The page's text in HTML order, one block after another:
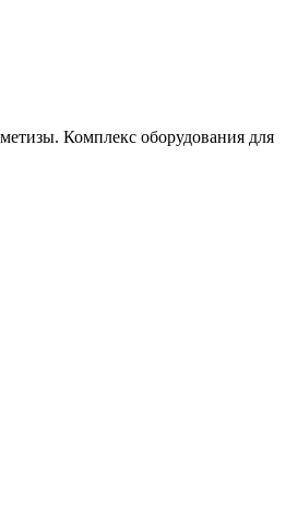
Комплекс оборудования для